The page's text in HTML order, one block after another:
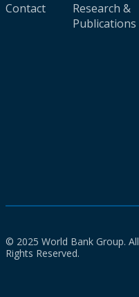
Contact
Research &
Publications
© 2025 World Bank Group. All
Rights Reserved.